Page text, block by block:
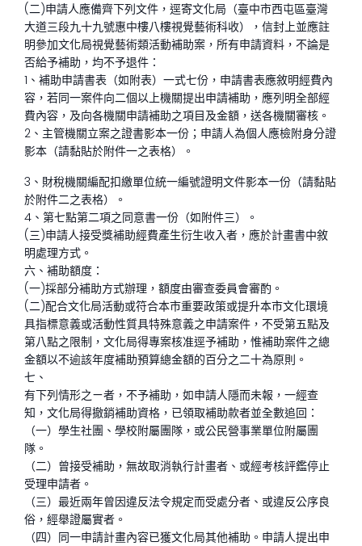
(二)申請人應備齊下列文件，逕寄文化局（臺中市西屯區臺灣
大道三段九十九號惠中樓八樓視覺藝術科收），信封上並應註
明參加文化局視覺藝術類活動補助案，所有申請資料，不論是
否給予補助，均不予退件：
1、補助申請書表（如附表）一式七份，申請書表應敘明經費內
容，若同一案件向二個以上機關提出申請補助，應列明全部經
費內容，及向各機關申請補助之項目及金額，送各機關審核。
2、主管機關立案之證書影本一份；申請人為個人應檢附身分證
影本（請黏貼於附件一之表格）。
3、財稅機關編配扣繳單位統一編號證明文件影本一份（請黏貼
於附件二之表格）。
4、第七點第二項之同意書一份（如附件三）。
(三)申請人接受獎補助經費產生衍生收入者，應於計畫書中敘
明處理方式。
六、補助額度：
(一)採部分補助方式辦理，額度由審查委員會審酌。
(二)配合文化局活動或符合本市重要政策或提升本市文化環境
具指標意義或活動性質具特殊意義之申請案件，不受第五點及
第八點之限制，文化局得專案核准逕予補助，惟補助案件之總
金額以不逾該年度補助預算總金額的百分之二十為原則。
七、
有下列情形之ㄧ者，不予補助，如申請人隱而未報，一經查
知，文化局得撤銷補助資格，已領取補助款者並全數追回：
（一）學生社團、學校附屬團隊，或公民營事業單位附屬團
隊。
（二）曾接受補助，無故取消執行計畫者、或經考核評鑑停止
受理申請者。
（三）最近兩年曾因違反法令規定而受處分者、或違反公序良
俗，經舉證屬實者。
（四）同一申請計畫內容已獲文化局其他補助。申請人提出申